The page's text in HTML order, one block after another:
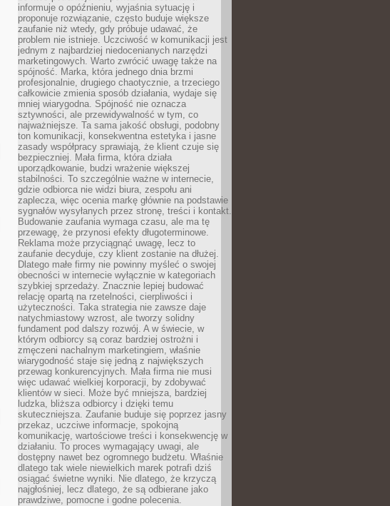
informuje o opóźnieniu, wyjaśnia sytuację i
proponuje rozwiązanie, często buduje większe
zaufanie niż wtedy, gdy próbuje udawać, że
problem nie istnieje. Uczciwość w komunikacji jest
jednym z najbardziej niedocenianych narzędzi
marketingowych. Warto zwrócić uwagę także na
spójność. Marka, która jednego dnia brzmi
profesjonalnie, drugiego chaotycznie, a trzeciego
całkowicie zmienia sposób działania, wydaje się
mniej wiarygodna. Spójność nie oznacza
sztywności, ale przewidywalność w tym, co
najważniejsze. Ta sama jakość obsługi, podobny
ton komunikacji, konsekwentna estetyka i jasne
zasady współpracy sprawiają, że klient czuje się
bezpieczniej. Mała firma, która działa
uporządkowanie, budzi wrażenie większej
stabilności. To szczególnie ważne w internecie,
gdzie odbiorca nie widzi biura, zespołu ani
zaplecza, więc ocenia markę głównie na podstawie
sygnałów wysyłanych przez stronę, treści i kontakt.
Budowanie zaufania wymaga czasu, ale ma tę
przewagę, że przynosi efekty długoterminowe.
Reklama może przyciągnąć uwagę, lecz to
zaufanie decyduje, czy klient zostanie na dłużej.
Dlatego małe firmy nie powinny myśleć o swojej
obecności w internecie wyłącznie w kategoriach
szybkiej sprzedaży. Znacznie lepiej budować
relację opartą na rzetelności, cierpliwości i
użyteczności. Taka strategia nie zawsze daje
natychmiastowy wzrost, ale tworzy solidny
fundament pod dalszy rozwój. A w świecie, w
którym odbiorcy są coraz bardziej ostrożni i
zmęczeni nachalnym marketingiem, właśnie
wiarygodność staje się jedną z największych
przewag konkurencyjnych. Mała firma nie musi
więc udawać wielkiej korporacji, by zdobywać
klientów w sieci. Może być mniejsza, bardziej
ludzka, bliższa odbiorcy i dzięki temu
skuteczniejsza. Zaufanie buduje się poprzez jasny
przekaz, uczciwe informacje, spokojną
komunikację, wartościowe treści i konsekwencję w
działaniu. To proces wymagający uwagi, ale
dostępny nawet bez ogromnego budżetu. Właśnie
dlatego tak wiele niewielkich marek potrafi dziś
osiągać świetne wyniki. Nie dlatego, że krzyczą
najgłośniej, lecz dlatego, że są odbierane jako
prawdziwe, pomocne i godne polecenia.